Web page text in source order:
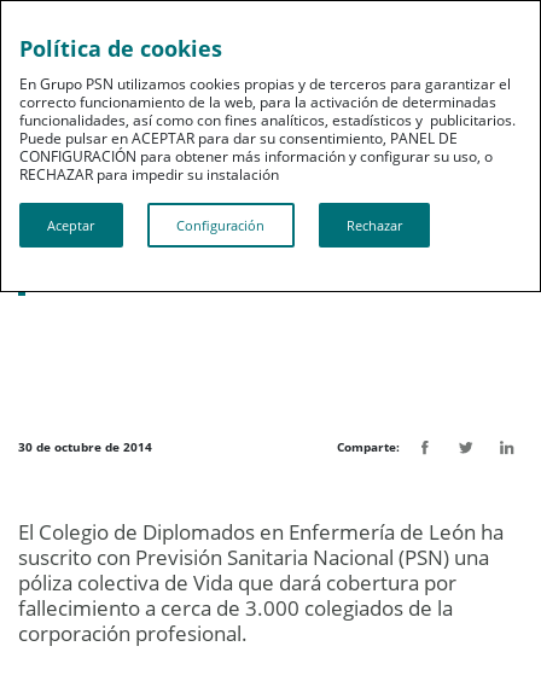
Noticias destacadas
PSN protegerá a 3.000 colegiados de
30 de octubre de 2014 Comparte:
El Colegio de Diplomados en Enfermería de León ha
suscrito con Previsión Sanitaria Nacional (PSN) una
póliza colectiva de Vida que dará cobertura por
fallecimiento a cerca de 3.000 colegiados de la
corporación profesional.
Política de cookies
En Grupo PSN utilizamos cookies propias y de terceros para garantizar el
correcto funcionamiento de la web, para la activación de determinadas
funcionalidades, así como con fines analíticos, estadísticos y publicitarios.
Puede pulsar en ACEPTAR para dar su consentimiento, PANEL DE
CONFIGURACIÓN para obtener más información y configurar su uso, o
RECHAZAR para impedir su instalación​​​​​​​
Aceptar Configuración Rechazar